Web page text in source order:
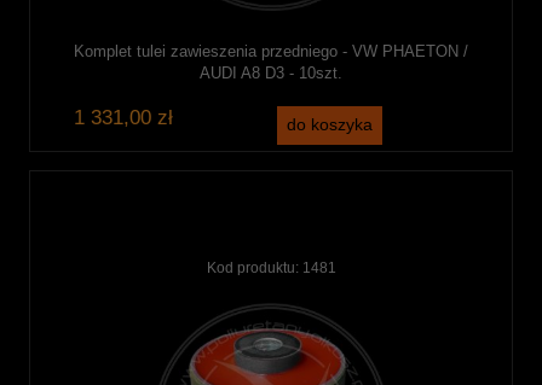
Komplet tulei zawieszenia przedniego - VW PHAETON /
AUDI A8 D3 - 10szt.
1 331,00 zł do koszyka
Kod produktu: 1481